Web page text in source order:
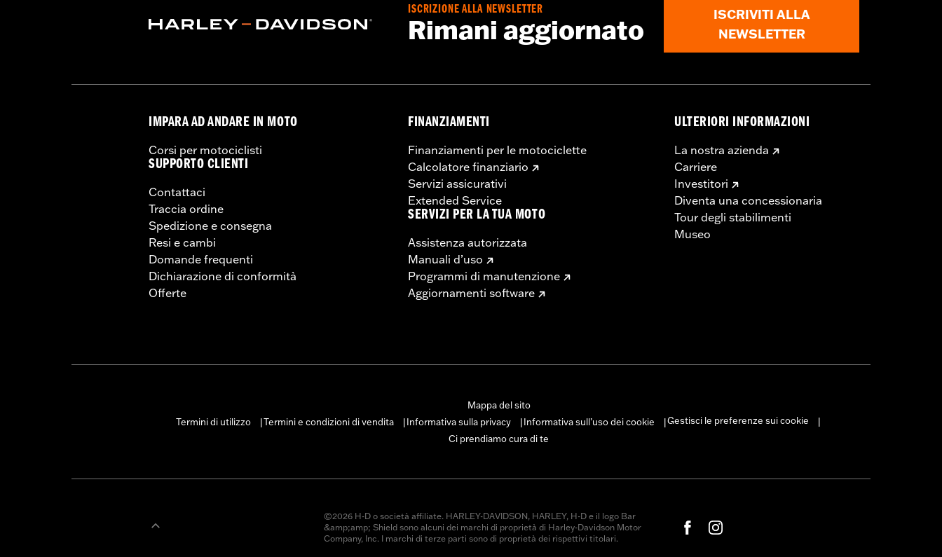
Altezza complessiva parabrezza: 15.66
ISCRIZIONE ALLA NEWSLETTER
Rimani aggiornato
ISCRIVITI ALLA
NEWSLETTER
IMPARA AD ANDARE IN MOTO
Corsi per motociclisti
SUPPORTO CLIENTI
Contattaci
Traccia ordine
Spedizione e consegna
Resi e cambi
Domande frequenti
Dichiarazione di conformità
Offerte
FINANZIAMENTI
Finanziamenti per le motociclette
Calcolatore finanziario
Servizi assicurativi
Extended Service
SERVIZI PER LA TUA MOTO
Assistenza autorizzata
Manuali d’uso
Programmi di manutenzione
Aggiornamenti software
ULTERIORI INFORMAZIONI
La nostra azienda
Carriere
Investitori
Diventa una concessionaria
Tour degli stabilimenti
Museo
Mappa del sito
Termini di utilizzo
Termini e condizioni di vendita Informativa sulla privacy Informativa sull’uso dei cookie Gestisci le preferenze sui cookie
Ci prendiamo cura di te
©2026 H-D o società affiliate. HARLEY-DAVIDSON, HARLEY, H-D e il logo Bar
&amp;amp; Shield sono alcuni dei marchi di proprietà di Harley-Davidson Motor
Company, Inc. I marchi di terze parti sono di proprietà dei rispettivi titolari.